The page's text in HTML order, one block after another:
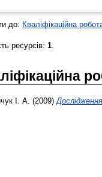
до: Кваліфікаційна
ресурсів: 1.
І. А. (2009)